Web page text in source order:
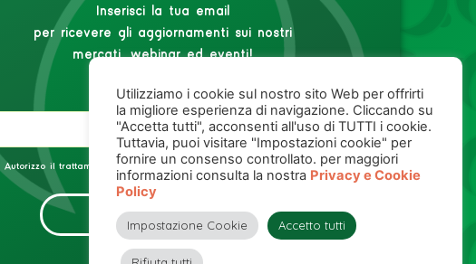
Inserisci la tua email
per ricevere gli aggiornamenti sui nostri
mercati, webinar ed eventi!
Autorizzo il trattamento dei miei dati personali,Privacy Policy.
ISCRIVITI
Utilizziamo i cookie sul nostro sito Web per offrirti
la migliore esperienza di navigazione. Cliccando su
"Accetta tutti", acconsenti all'uso di TUTTI i cookie.
Tuttavia, puoi visitare "Impostazioni cookie" per
fornire un consenso controllato. per maggiori
informazioni consulta la nostra Privacy e Cookie
Policy
Impostazione Cookie Accetto tutti